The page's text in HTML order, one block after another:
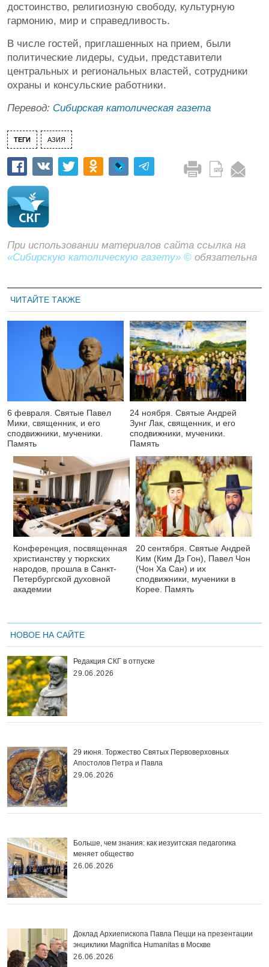
достоинство, религиозную свободу, культурную
гармонию, мир и справедливость.
В числе гостей, приглашенных на прием, были
политические лидеры, судьи, представители
центральных и региональных властей, сотрудники
охраны и консульские работники.
Перевод: Сибирская католическая газета
ТЕГИ АЗИЯ
При использовании материалов сайта ссылка на
«Сибирскую католическую газету» © обязательна
ЧИТАЙТЕ ТАКЖЕ
6 февраля. Святые Павел
Мики, священник, и его
сподвижники, мученики.
Память
24 ноября. Святые Андрей
Зунг Лак, священник, и его
сподвижники, мученики.
Память
Конференция, посвященная
христианству у тюркских
народов, прошла в Санкт-
Петербургской духовной
академии
20 сентября. Святые Андрей
Ким (Ким Дэ Гон), Павел Чон
(Чон Ха Сан) и их
сподвижники, мученики в
Корее. Память
НОВОЕ НА САЙТЕ
Редакция СКГ в отпуске
29.06.2026
29 июня. Торжество Святых Первоверховных
Апостолов Петра и Павла
29.06.2026
Больше, чем знания: как иезуитская педагогика
меняет общество
26.06.2026
Доклад Архиепископа Павла Пецци на презентации
энциклики Magnifica Нumanitas в Москве
26.06.2026